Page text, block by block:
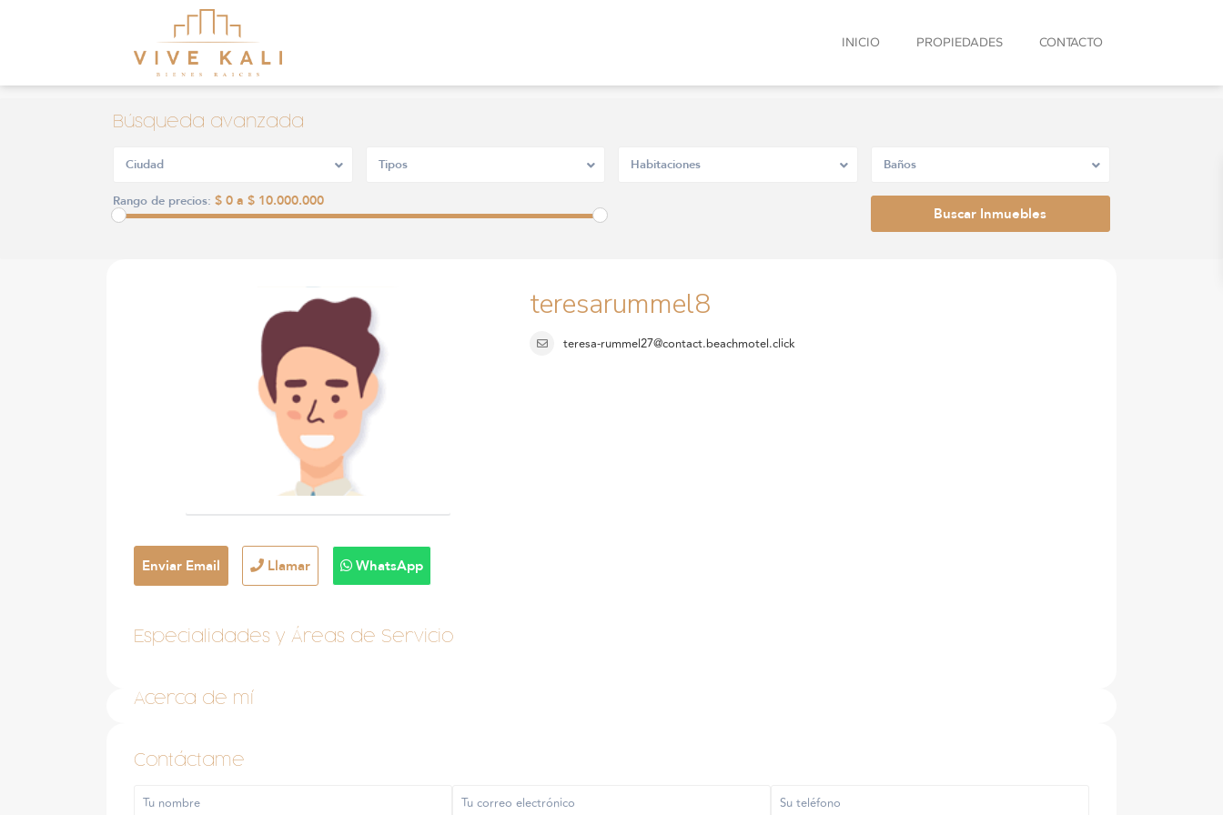
INICIO PROPIEDADES CONTACTO
Búsqueda avanzada
Ciudad Tipos Habitaciones Baños
Rango de precios: $ 0 a $ 10.000.000
teresarummel8
teresa-rummel27@contact.beachmotel.click
Enviar Email Llamar WhatsApp
Especialidades y Áreas de Servicio
Acerca de mí
Contáctame